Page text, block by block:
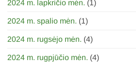
2024 m. lapkričio mėn. (1)
2024 m. spalio mėn. (1)
2024 m. rugsėjo mėn. (4)
2024 m. rugpjūčio mėn. (4)